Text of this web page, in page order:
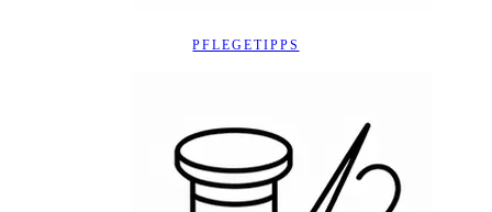
PFLEGETIPPS